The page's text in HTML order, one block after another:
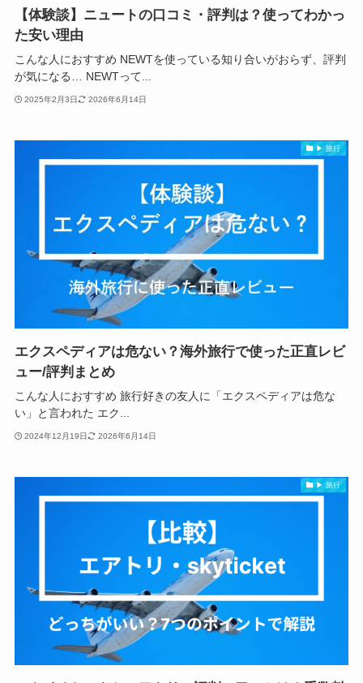
【体験談】ニュートの口コミ・評判は？使ってわかっ
た安い理由
こんな人におすすめ NEWTを使っている知り合いがおらず、評判
が気になる… NEWTって...
2025年2月3日 2026年6月14日
▶ 旅行
エクスペディアは危ない？海外旅行で使った正直レビ
ュー/評判まとめ
こんな人におすすめ 旅行好きの友人に「エクスペディアは危な
い」と言われた エク...
2024年12月19日 2026年6月14日
▶ 旅行